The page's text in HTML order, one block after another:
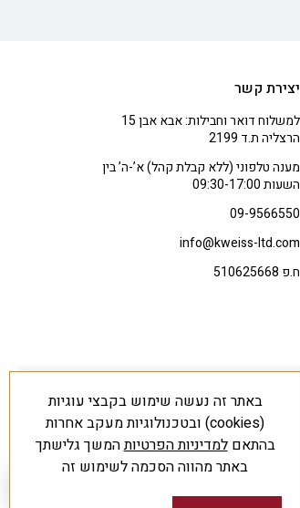
יצירת קשר
למשלוח דואר וחבילות: אבא אבן 15
הרצליה ת.ד 2199
מענה טלפוני (ללא קבלת קהל) א’-ה’ בין
השעות 09:30-17:00
09-9566550
info@kweiss-ltd.com
ח.פ 510625668
באתר זה נעשה שימוש בקבצי עוגיות
(cookies) ובטכנולוגיות מעקב אחרות
בהתאםלמדיניות הפרטיותהמשך גלישתך
באתר מהווה הסכמה לשימוש זה